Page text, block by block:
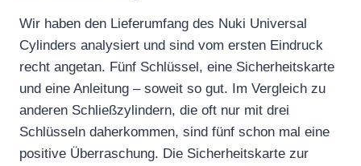
Wir haben den Lieferumfang des Nuki Universal
Cylinders analysiert und sind vom ersten Eindruck
recht angetan. Fünf Schlüssel, eine Sicherheitskarte
und eine Anleitung – soweit so gut. Im Vergleich zu
anderen Schließzylindern, die oft nur mit drei
Schlüsseln daherkommen, sind fünf schon mal eine
positive Überraschung. Die Sicherheitskarte zur